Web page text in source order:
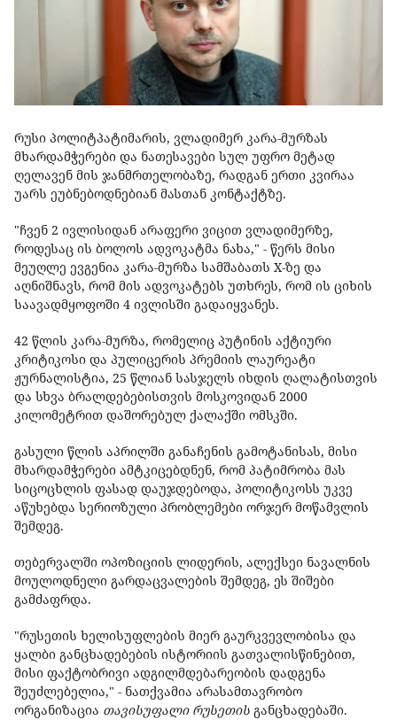
რუსი პოლიტპატიმარის, ვლადიმერ კარა-მურზას
მხარდამჭერები და ნათესავები სულ უფრო მეტად
ღელავენ მის ჯანმრთელობაზე, რადგან ერთი კვირაა
უარს ეუბნებოდნებიან მასთან კონტაქტზე.
"ჩვენ 2 ივლისიდან არაფერი ვიცით ვლადიმერზე,
როდესაც ის ბოლოს ადვოკატმა ნახა," - წერს მისი
მეუღლე ევგენია კარა-მურზა სამშაბათს X-ზე და
აღნიშნავს, რომ მის ადვოკატებს უთხრეს, რომ ის ციხის
საავადმყოფოში 4 ივლისში გადაიყვანეს.
42 წლის კარა-მურზა, რომელიც პუტინის აქტიური
კრიტიკოსი და პულიცერის პრემიის ლაურეატი
ჟურნალისტია, 25 წლიან სასჯელს იხდის ღალატისთვის
და სხვა ბრალდებებისთვის მოსკოვიდან 2000
კილომეტრით დაშორებულ ქალაქში ომსკში.
გასული წლის აპრილში განაჩენის გამოტანისას, მისი
მხარდამჭერები ამტკიცებდნენ, რომ პატიმრობა მას
სიცოცხლის ფასად დაუჯდებოდა, პოლიტიკოსს უკვე
აწუხებდა სერიოზული პრობლემები ორჯერ მოწამვლის
შემდეგ.
თებერვალში ოპოზიციის ლიდერის, ალექსეი ნავალნის
მოულოდნელი გარდაცვალების შემდეგ, ეს შიშები
გამძაფრდა.
"რუსეთის ხელისუფლების მიერ გაურკვევლობისა და
ყალბი განცხადებების ისტორიის გათვალისწინებით,
მისი ფაქტობრივი ადგილმდებარეობის დადგენა
შეუძლებელია," - ნათქვამია არასამთავრობო
ორგანიზაცია თავისუფალი რუსეთის განცხადებაში.